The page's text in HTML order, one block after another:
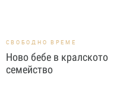
СВОБОДНО ВРЕМЕ
Ново бебе в кралското
семейство